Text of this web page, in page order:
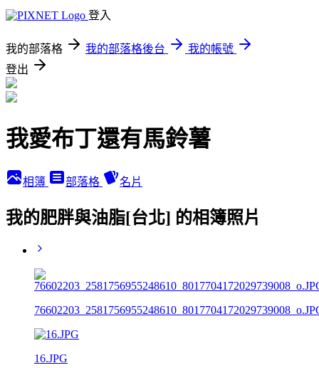
登入
我的部落格 我的部落格後台
我的帳號
登出
我愛布丁還有馬鈴薯
相簿 部落格 名片
我的肥胖與油脂[台北] 的相簿照片
16.JPG